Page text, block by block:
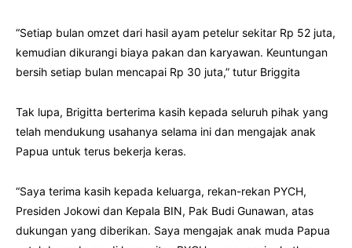
“Setiap bulan omzet dari hasil ayam petelur sekitar Rp 52 juta,
kemudian dikurangi biaya pakan dan karyawan. Keuntungan
bersih setiap bulan mencapai Rp 30 juta,” tutur Briggita
Tak lupa, Brigitta berterima kasih kepada seluruh pihak yang
telah mendukung usahanya selama ini dan mengajak anak
Papua untuk terus bekerja keras.
“Saya terima kasih kepada keluarga, rekan-rekan PYCH,
Presiden Jokowi dan Kepala BIN, Pak Budi Gunawan, atas
dukungan yang diberikan. Saya mengajak anak muda Papua